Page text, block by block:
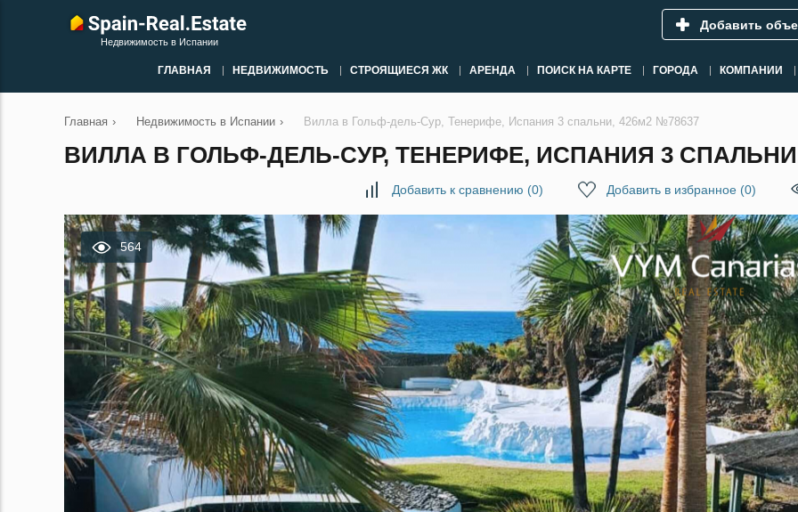
Недвижимость в Испании
Добавить
ГЛАВНАЯ НЕДВИЖИМОСТЬ СТРОЯЩИЕСЯ ЖК АРЕНДА ПОИСК НА КАРТЕ ГОРОДА КОМПАНИИ
Главная › Недвижимость в Испании › Вилла в Гольф-дель-Сур, Тенерифе, Испания 3 спальни, 426м2 №78637
ВИЛЛА В ГОЛЬФ-ДЕЛЬ-СУР, ТЕНЕРИФЕ, ИСПАНИЯ 3 СПАЛЬНИ,
Добавить к сравнению (0) Добавить в избранное (0)
564